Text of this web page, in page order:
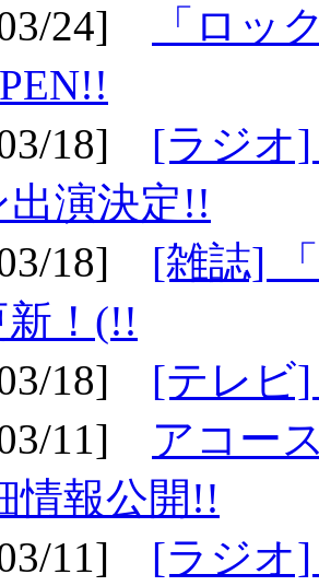
24]
「ロッ
18] [ラジオ
演決定!!
18] [雑誌]
！(!!
18] [テレビ
11] アコー
情報公開!!
11] [ラジオ